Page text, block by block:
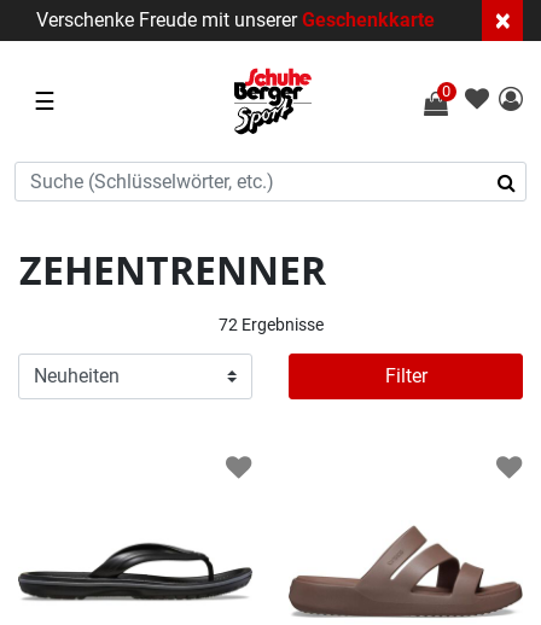
Verschenke Freude mit unsererGeschenkkarte ×
☰ 0
ZEHENTRENNER
72 Ergebnisse
Filter